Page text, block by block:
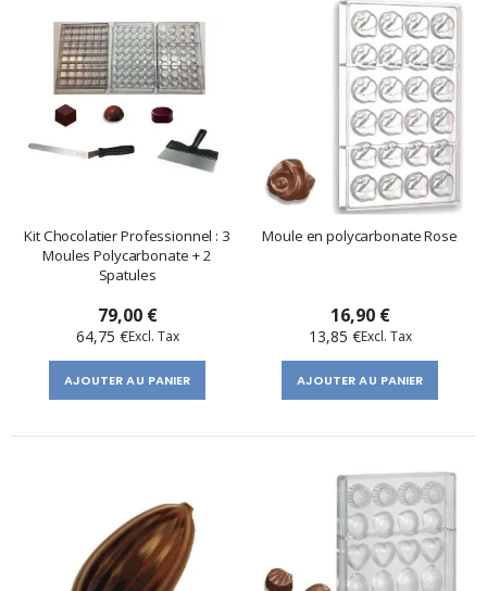
Kit Chocolatier Professionnel : 3
Moules Polycarbonate + 2
Spatules
79,00 €
64,75 €
AJOUTER AU PANIER
Moule en polycarbonate Rose
16,90 €
13,85 €
AJOUTER AU PANIER